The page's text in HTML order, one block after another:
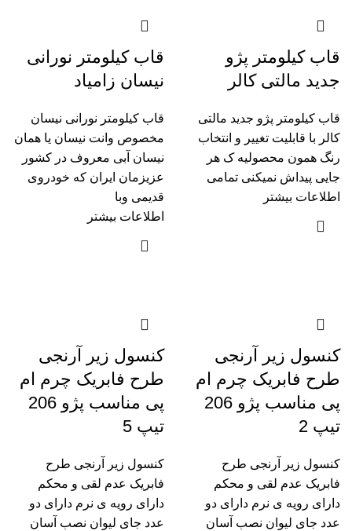
قاب کیلومتر پژو
جدید مالتی کالر
قاب کیلومتر پژو جدید مالتی
کالر با قابلیت تغییر و انتخاب
رنگ همون محصولیه ک هر
جایی پیداش نمیکنی تمامی
اطلاعات بیشتر
قاب کیلومتر نورانی
نیسان زامیاد
قاب کیلومتر نورانی نیسان
مخصوص وانت نیسان یا همان
نیسان آبی معروف در کشور
عزیزمان ایران که خودروی
قدیمی وبا
اطلاعات بیشتر
کنسول زیر آرنجی
طرح فابریک چرم ام
پی مناسب پژو 206
تیپ 2
کنسول زیر آرنجی طرح
فابریک عدم لقی و محکم
دارای رویه ی نرم دارای دو
عدد جای لیوان نصب آسان
کنسول زیر آرنجی
طرح فابریک چرم ام
پی مناسب پژو 206
تیپ 5
کنسول زیر آرنجی طرح
فابریک عدم لقی و محکم
دارای رویه ی نرم دارای دو
عدد جای لیوان نصب آسان